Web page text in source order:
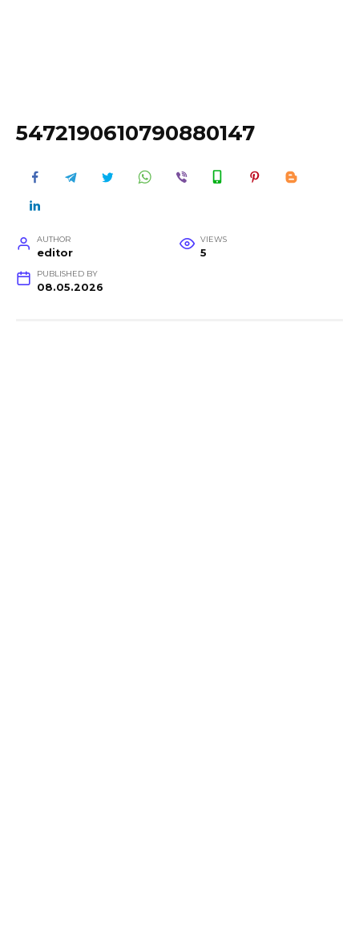
5472190610790880147
AUTHOR
editor
VIEWS
5
PUBLISHED BY
08.05.2026